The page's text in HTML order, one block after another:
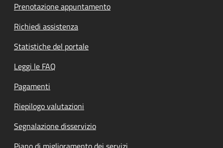
Prenotazione appuntamento
Richiedi assistenza
Statistiche del portale
Leggi le FAQ
Pagamenti
Riepilogo valutazioni
Segnalazione disservizio